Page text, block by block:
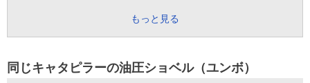
もっと見る
同じキャタピラーの油圧ショベル（ユンボ）